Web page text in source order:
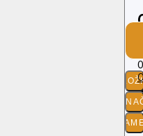
O